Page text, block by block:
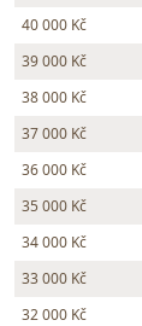
40 000 Kč
39 000 Kč
38 000 Kč
37 000 Kč
36 000 Kč
35 000 Kč
34 000 Kč
33 000 Kč
32 000 Kč